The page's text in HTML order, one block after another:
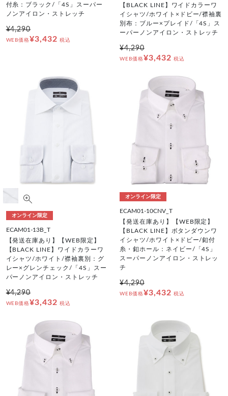
付糸：ブラック/「4S」スーパー
ノンアイロン・ストレッチ
¥4,290
WEB価格¥3,432 税込
【BLACK LINE】ワイドカラーワ
イシャツ/ホワイト×ドビー/襟袖裏
別布：ブルー×プレイド/「4S」ス
ーパーノンアイロン・ストレッチ
¥4,290
WEB価格¥3,432 税込
オンライン限定
ECAM01-13B_T
【発送在庫あり】【WEB限定】
【BLACK LINE】ワイドカラーワ
イシャツ/ホワイト/襟袖裏別：グ
レー×グレンチェック/「4S」スー
パーノンアイロン・ストレッチ
¥4,290
WEB価格¥3,432 税込
オンライン限定
ECAM01-10CNV_T
【発送在庫あり】【WEB限定】
【BLACK LINE】ボタンダウンワ
イシャツ/ホワイト×ドビー/釦付
糸・釦ホール：ネイビー/「4S」
スーパーノンアイロン・ストレッ
チ
¥4,290
WEB価格¥3,432 税込